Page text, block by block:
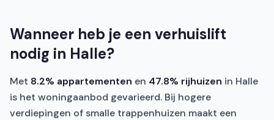
Wanneer heb je een verhuislift
nodig in Halle?
Met 8.2% appartementen en 47.8% rijhuizen in Halle
is het woningaanbod gevarieerd. Bij hogere
verdiepingen of smalle trappenhuizen maakt een